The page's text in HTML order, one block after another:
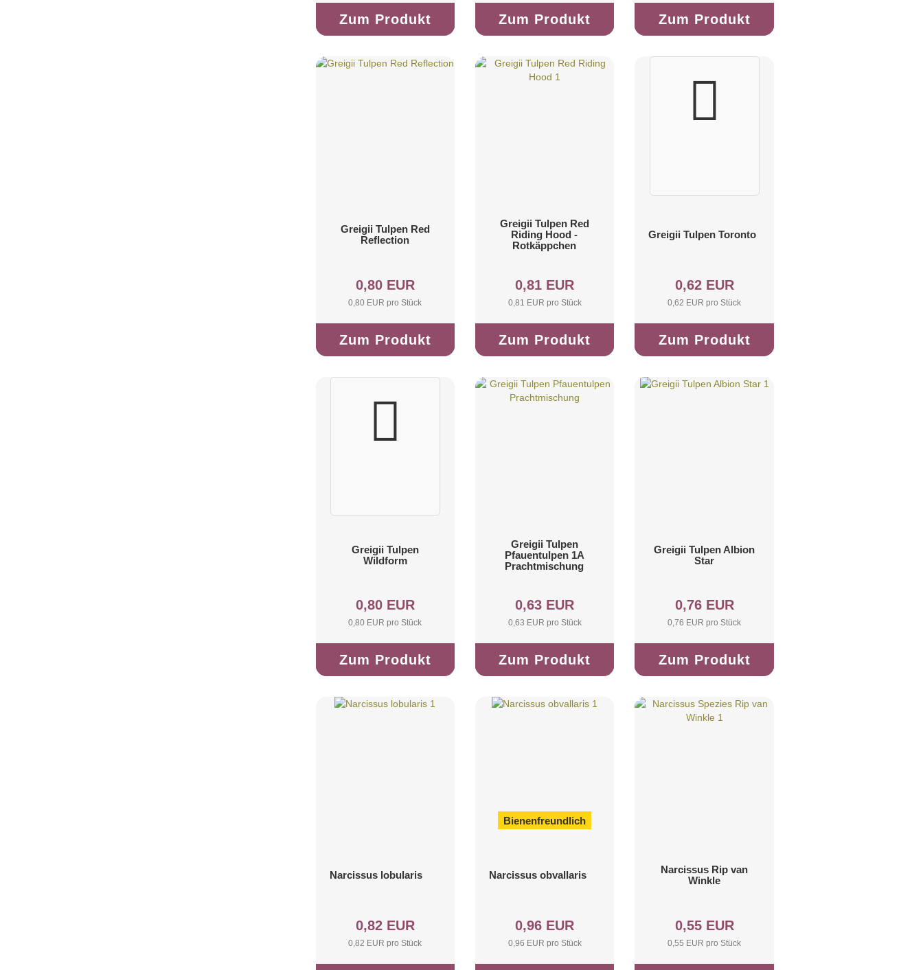
Zum Produkt Zum Produkt Zum Produkt
Greigii Tulpen Red
Reflection
0,80 EUR
0,80 EUR pro Stück
Zum Produkt
Greigii Tulpen Red
Riding Hood -
Rotkäppchen
0,81 EUR
0,81 EUR pro Stück
Zum Produkt
Greigii Tulpen Toronto
0,62 EUR
0,62 EUR pro Stück
Zum Produkt
Greigii Tulpen
Wildform
0,80 EUR
0,80 EUR pro Stück
Zum Produkt
Greigii Tulpen
Pfauentulpen 1A
Prachtmischung
0,63 EUR
0,63 EUR pro Stück
Zum Produkt
Greigii Tulpen Albion
Star
0,76 EUR
0,76 EUR pro Stück
Zum Produkt
Narcissus lobularis
0,82 EUR
0,82 EUR pro Stück
Bienenfreundlich
Narcissus obvallaris
0,96 EUR
0,96 EUR pro Stück
Narcissus Rip van
Winkle
0,55 EUR
0,55 EUR pro Stück